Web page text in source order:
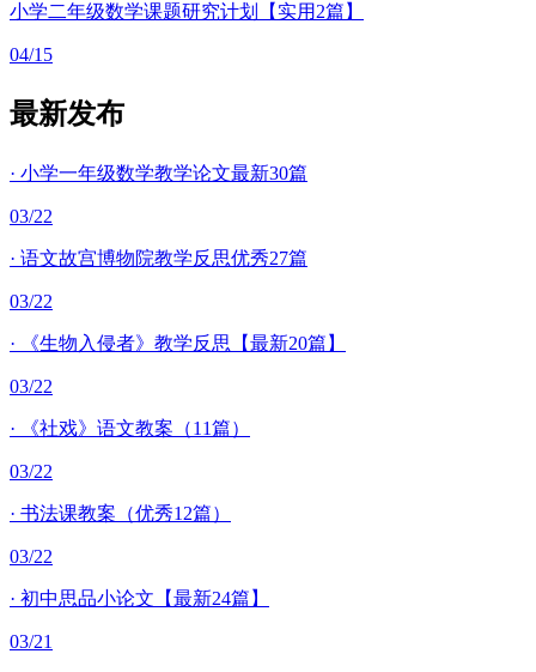
小学二年级数学课题研究计划【实用2篇】
04/15
最新发布
· 小学一年级数学教学论文最新30篇
03/22
· 语文故宫博物院教学反思优秀27篇
03/22
· 《生物入侵者》教学反思【最新20篇】
03/22
· 《社戏》语文教案（11篇）
03/22
· 书法课教案（优秀12篇）
03/22
· 初中思品小论文【最新24篇】
03/21